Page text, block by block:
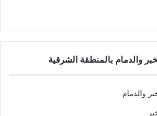
والدمام بالمنطقة الشرقية
والدمام